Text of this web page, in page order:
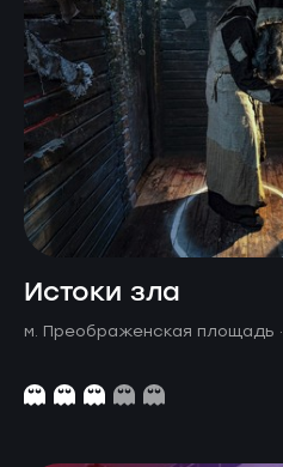
Истоки зла
м. Преображенская площадь ·